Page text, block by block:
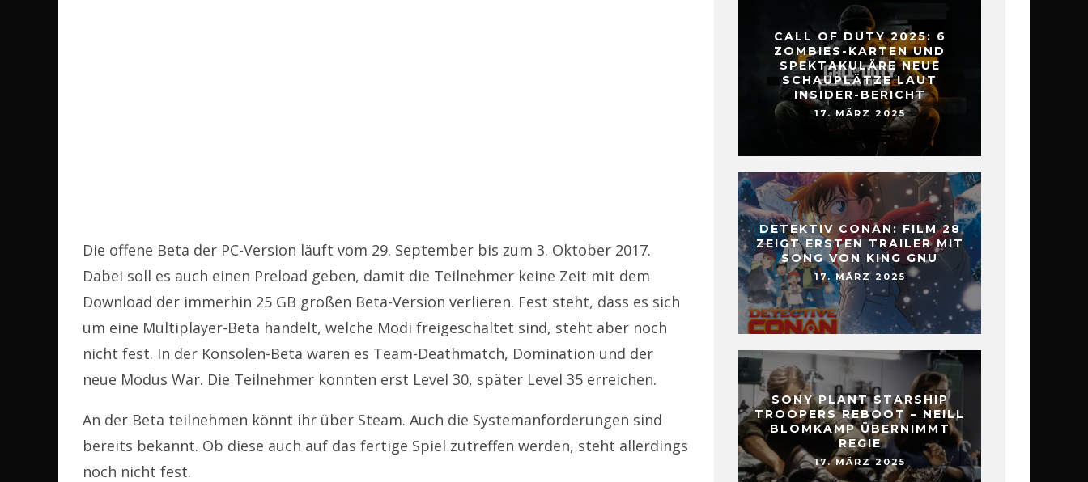
Die offene Beta der PC-Version läuft vom 29. September bis zum 3. Oktober 2017.
Dabei soll es auch einen Preload geben, damit die Teilnehmer keine Zeit mit dem
Download der immerhin 25 GB großen Beta-Version verlieren. Fest steht, dass es sich
um eine Multiplayer-Beta handelt, welche Modi freigeschaltet sind, steht aber noch
nicht fest. In der Konsolen-Beta waren es Team-Deathmatch, Domination und der
neue Modus War. Die Teilnehmer konnten erst Level 30, später Level 35 erreichen.
An der Beta teilnehmen könnt ihr über Steam. Auch die Systemanforderungen sind
bereits bekannt. Ob diese auch auf das fertige Spiel zutreffen werden, steht allerdings
noch nicht fest.
CALL OF DUTY 2025: 6
ZOMBIES-KARTEN UND
SPEKTAKULÄRE NEUE
SCHAUPLÄTZE LAUT
INSIDER-BERICHT
17. MÄRZ 2025
DETEKTIV CONAN: FILM 28
ZEIGT ERSTEN TRAILER MIT
SONG VON KING GNU
17. MÄRZ 2025
SONY PLANT STARSHIP
TROOPERS REBOOT – NEILL
BLOMKAMP ÜBERNIMMT
REGIE
17. MÄRZ 2025